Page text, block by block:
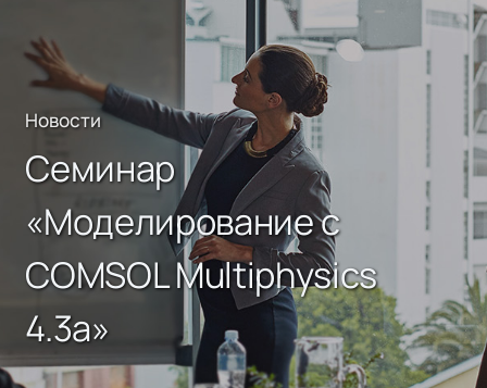
Новости
Семинар
«Моделирование с
COMSOL Multiphysics
4.3a»